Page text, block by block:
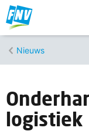
Nieuws
logistiek